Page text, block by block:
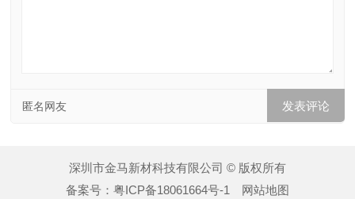
匿名网友
深圳市金马新材科技有限公司 © 版权所有
备案号： 粤ICP备18061664号-1 网站地图